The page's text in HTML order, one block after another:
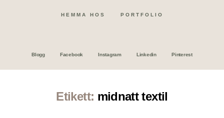
HEMMA HOS PORTFOLIO
Blogg Facebook Instagram Linkedin Pinterest
Etikett: midnatt textil